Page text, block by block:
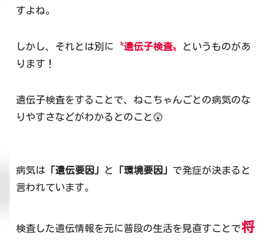
すよね。
しかし、それとは別に 〝遺伝子検査〟
というものがあ
ります！
遺伝子検査をすることで、ねこちゃんごとの病気のな
りやすさなどがわかるとのこと😲
病気は 「遺伝要因」 と 「環境要因」 で発症が決まると
言われています。
検査した遺伝情報を元に普段の生活を見直すことで将